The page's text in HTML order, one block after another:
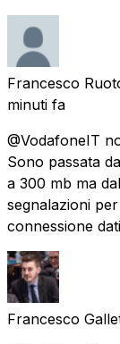
Francesco
minuti fa
@VodafoneIT
Sono passata
a 300 mb ma
segnalazioni
connessione
Francesco